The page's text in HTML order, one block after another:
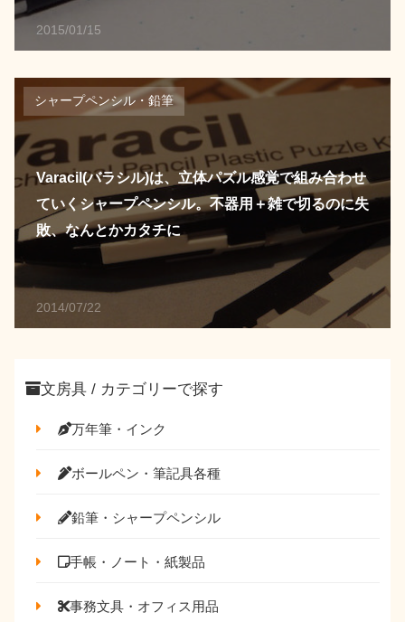
2015/01/15
シャープペンシル・鉛筆
2014/07/22
Varacil(バラシル)は、立体パズル感覚で組み合わせ
ていくシャープペンシル。不器用＋雑で切るのに失
敗、なんとかカタチに
文房具 / カテゴリーで探す
万年筆・インク
ボールペン・筆記具各種
鉛筆・シャープペンシル
手帳・ノート・紙製品
事務文具・オフィス用品